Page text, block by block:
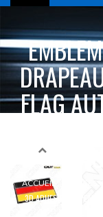
FLAG
ACCUEIL
3D ADHESIF DRAPEAU